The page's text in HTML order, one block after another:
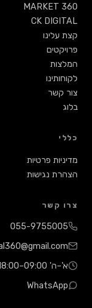
MARKET
CK
פרטיות
נגישות
קשר
055-